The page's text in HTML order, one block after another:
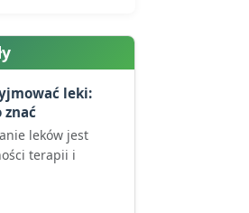
leki:
znać
leków jest
terapii i